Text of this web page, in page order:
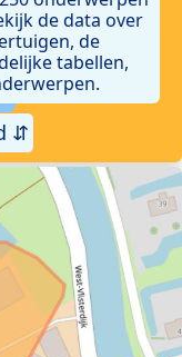
de data over
de
tabellen,
⇵